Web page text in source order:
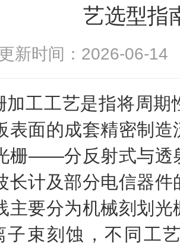
艺选型指
新时间：2026-06-
加工工艺是指将周期
表面的成套精密制
栅——分反射式与透
长计及部分电信器
主要分为机械刻划光
子束刻蚀 ，不同工